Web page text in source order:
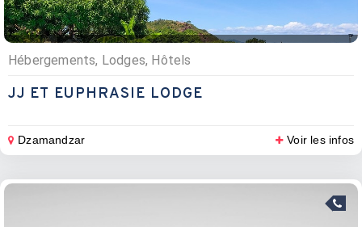
Hébergements, Lodges, Hôtels
JJ ET EUPHRASIE LODGE
Dzamandzar Voir les infos